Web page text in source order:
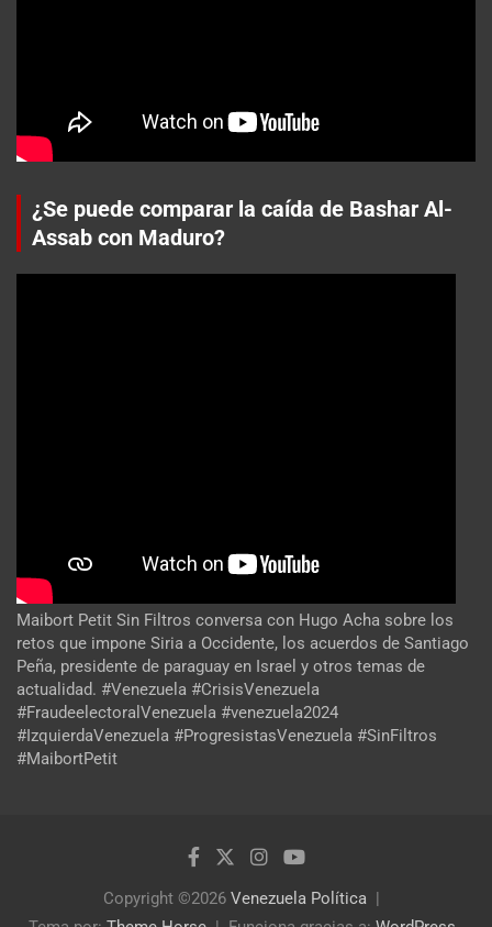
¿Se puede comparar la caída de Bashar Al-
Assab con Maduro?
Maibort Petit Sin Filtros conversa con Hugo Acha sobre los
retos que impone Siria a Occidente, los acuerdos de Santiago
Peña, presidente de paraguay en Israel y otros temas de
actualidad. #Venezuela #CrisisVenezuela
#FraudeelectoralVenezuela #venezuela2024
#IzquierdaVenezuela #ProgresistasVenezuela #SinFiltros
#MaibortPetit
Copyright ©2026 Venezuela Política